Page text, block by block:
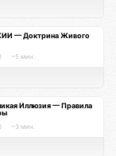
— Доктрина Живого
~5 мин.
Иллюзия — Правила
~3 мин.